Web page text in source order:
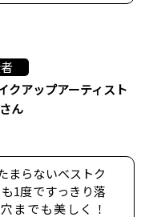
クアップアーティスト
ん
まらないベストク
1度ですっきり落
までも美しく！